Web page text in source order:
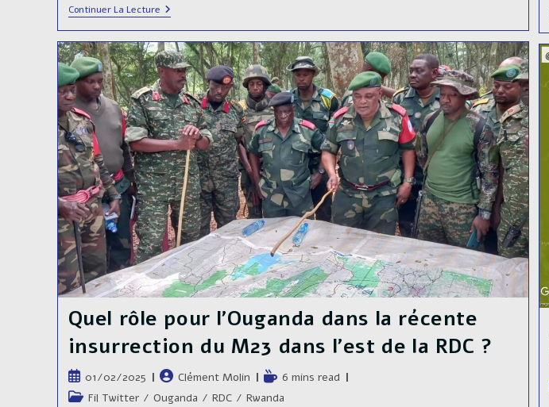
Continuer La LectureRDC-
Rwanda
:
Entrée
Du
M23
Dans
Bukavu
Au
Sud-
Kivu
Quel rôle pour l’Ouganda dans la récente
insurrection du M23 dans l’est de la RDC ?
Publication
publiée :
01/02/2025
Auteur/autrice
de
Clément Molin
Temps
de
6 mins read
PostFil Twitter / Ouganda / RDC / Rwanda